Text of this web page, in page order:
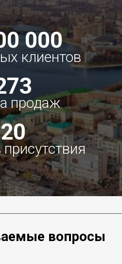
000
клиентов
продаж
20
вопросы